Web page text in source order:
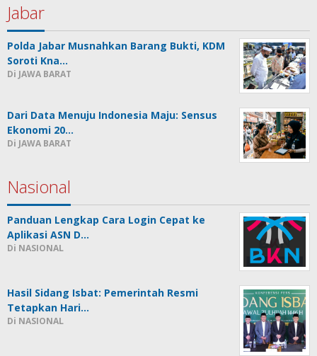
Jabar
Polda Jabar Musnahkan Barang Bukti, KDM
Soroti Kna…
Di JAWA BARAT
Dari Data Menuju Indonesia Maju: Sensus
Ekonomi 20…
Di JAWA BARAT
Nasional
Panduan Lengkap Cara Login Cepat ke
Aplikasi ASN D…
Di NASIONAL
Hasil Sidang Isbat: Pemerintah Resmi
Tetapkan Hari…
Di NASIONAL